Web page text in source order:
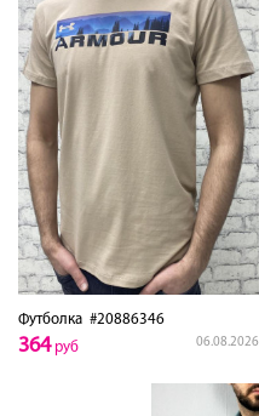
Футболка #20886346
06.08.2026
364руб